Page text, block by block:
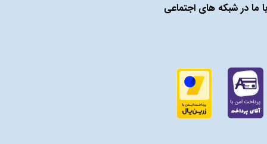
ما در شبکه های اجتماعی